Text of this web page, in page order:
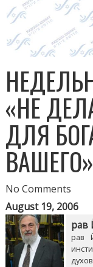
«НЕ
ДЛЯ
ВАШЕГО»
No Comments
August 19, 2006
рав
рав